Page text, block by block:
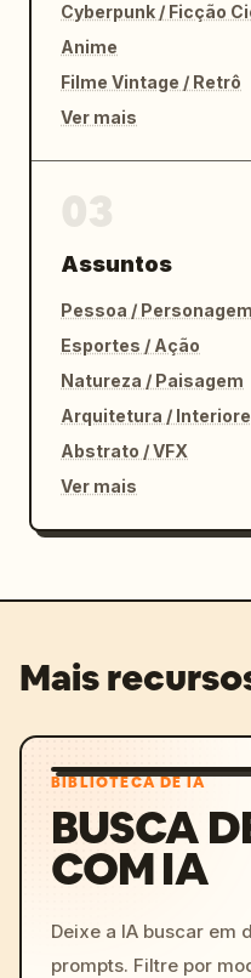
Cyberpunk / Ficção
Anime
Filme Vintage / Retrô
Ver mais
Assuntos
Pessoa / Personagem
Esportes / Ação
Natureza / Paisagem
Arquitetura /
Abstrato / VFX
Ver mais
Mais
BIBLIOTECA DE IA
BUSCA
COM IA
Deixe a IA buscar em
prompts. Filtre por